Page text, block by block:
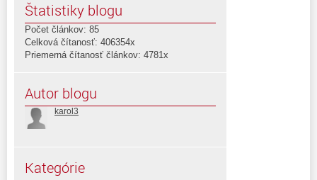
Štatistiky blogu
Počet článkov: 85
Celková čítanosť: 406354x
Priemerná čítanosť článkov: 4781x
Autor blogu
karol3
Kategórie